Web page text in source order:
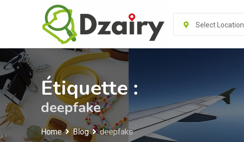
Select Location
Étiquette :
deepfake
Home Blog deepfake